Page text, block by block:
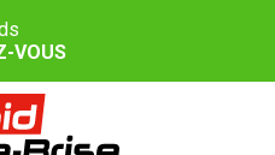
VOUS